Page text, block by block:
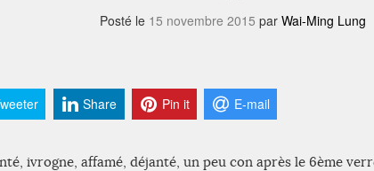
Posté le 15 novembre 2015 par Wai-Ming Lung
Share Pin it E-mail
ivrogne, affamé, déjanté, un peu con après le 6ème